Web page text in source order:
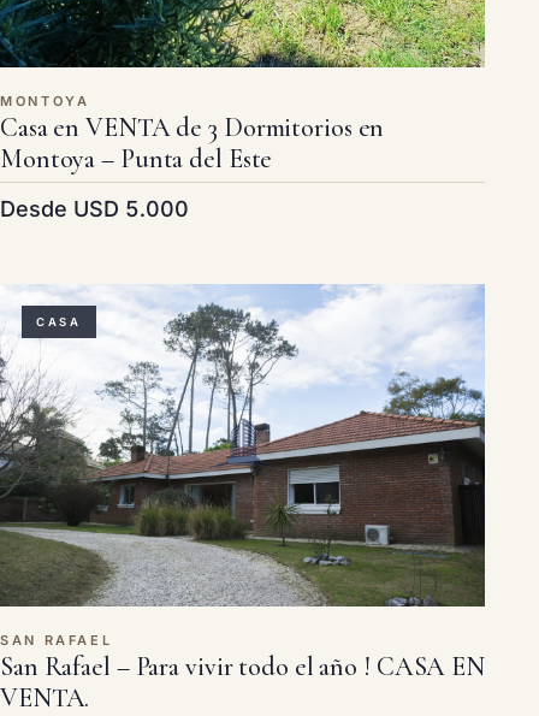
MONTOYA
Casa en VENTA de 3 Dormitorios en
Montoya – Punta del Este
Desde USD 5.000
CASA
SAN RAFAEL
San Rafael – Para vivir todo el año ! CASA EN
VENTA.